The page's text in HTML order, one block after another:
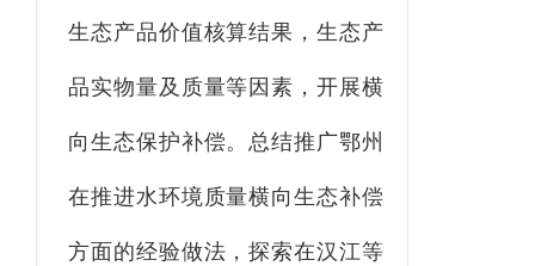
生态产品价值核算结果，生态产
品实物量及质量等因素，开展横
向生态保护补偿。总结推广鄂州
在推进水环境质量横向生态补偿
方面的经验做法，探索在汉江等